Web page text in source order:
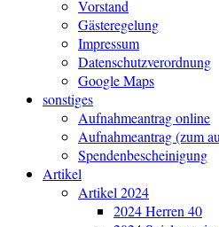
Vorstand
Gästeregelung
Impressum
Datenschutzverordnung
Google Maps
sonstiges
Aufnahmeantrag online
Aufnahmeantrag (zum
Spendenbescheinigung
Artikel
Artikel 2024
2024 Herren 40